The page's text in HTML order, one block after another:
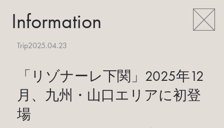
Information
Trip2025.04.23
「リゾナーレ下関」 2025年12
月、九州・山口エリアに初登
場